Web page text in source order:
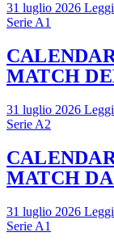
31 luglio 2026
Serie A1
MATCH
31 luglio 2026
Serie A2
MATCH
31 luglio 2026
Serie A1